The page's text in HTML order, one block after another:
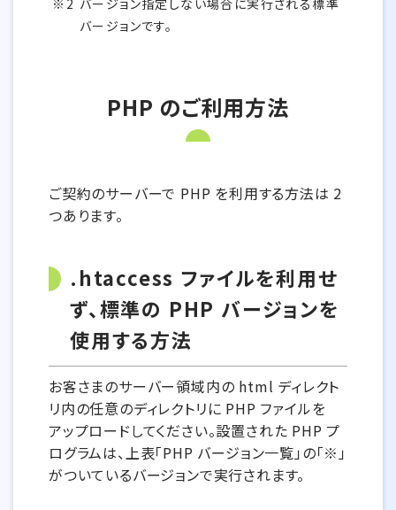
バージョン指定しない場合に実行される標準
バージョンです。
PHP のご利用方法
ご契約のサーバーで PHP を利用する方法は 2
つあります。
.htaccess ファイルを利用せ
ず、標準の PHP バージョンを
使用する方法
お客さまのサーバー領域内の html ディレクト
リ内の任意のディレクトリに PHP ファイルを
アップロードしてください。設置された PHP プ
ログラムは、上表「PHP バージョン一覧」の「※」
がついているバージョンで実行されます。